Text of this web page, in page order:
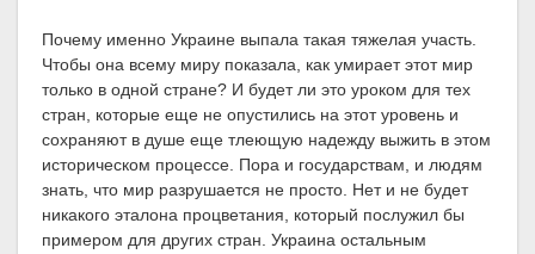
Почему именно Украине выпала такая тяжелая участь.
Чтобы она всему миру показала, как умирает этот мир
только в одной стране? И будет ли это уроком для тех
стран, которые еще не опустились на этот уровень и
сохраняют в душе еще тлеющую надежду выжить в этом
историческом процессе. Пора и государствам, и людям
знать, что мир разрушается не просто. Нет и не будет
никакого эталона процветания, который послужил бы
примером для других стран. Украина остальным